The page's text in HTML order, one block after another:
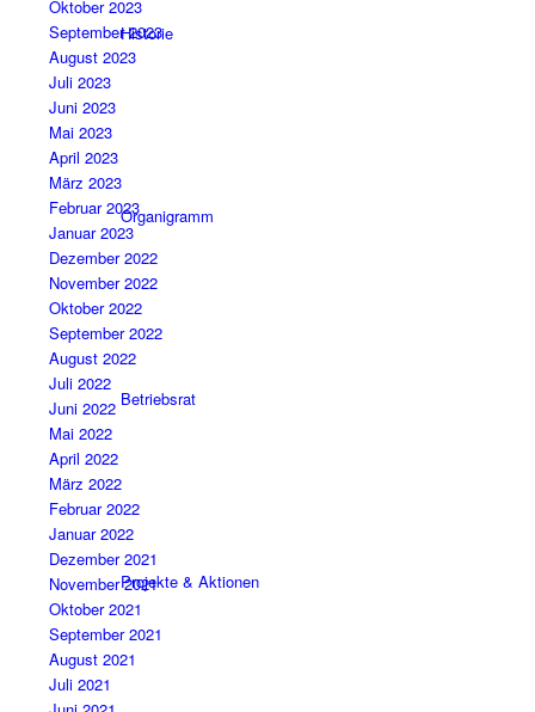
Historie
Organigramm
Betriebsrat
Projekte & Aktionen
Oktober 2023
September 2023
August 2023
Juli 2023
Juni 2023
Mai 2023
April 2023
März 2023
Februar 2023
Januar 2023
Dezember 2022
November 2022
Oktober 2022
September 2022
August 2022
Juli 2022
Juni 2022
Mai 2022
April 2022
März 2022
Februar 2022
Januar 2022
Dezember 2021
November 2021
Oktober 2021
September 2021
August 2021
Juli 2021